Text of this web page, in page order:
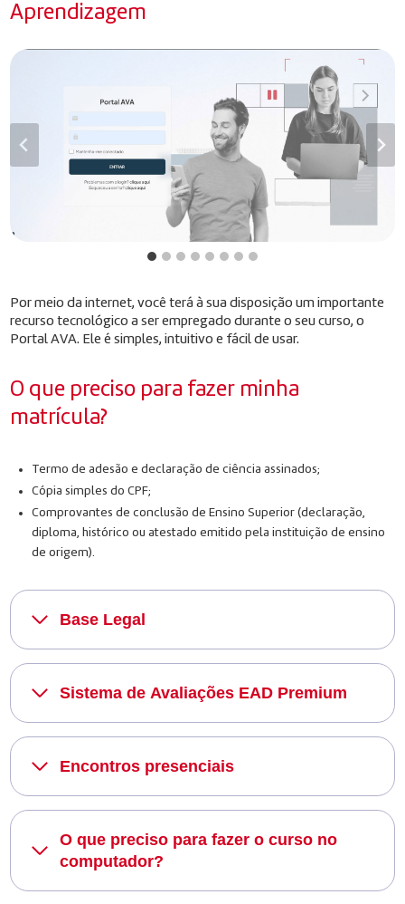
Aprendizagem
Por meio da internet, você terá à sua disposição um importante
recurso tecnológico a ser empregado durante o seu curso, o
Portal AVA. Ele é simples, intuitivo e fácil de usar.
O que preciso para fazer minha
matrícula?
Termo de adesão e declaração de ciência assinados;
Cópia simples do CPF;
Comprovantes de conclusão de Ensino Superior (declaração,
diploma, histórico ou atestado emitido pela instituição de ensino
de origem).
Base Legal
Sistema de Avaliações EAD Premium
Encontros presenciais
O que preciso para fazer o curso no
computador?